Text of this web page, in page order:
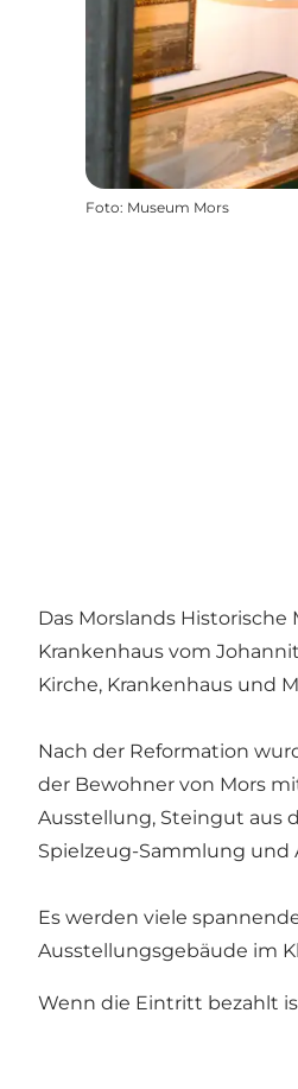
Foto: Museum Mors
Das Morslands
Krankenhaus vom
Kirche, Krankenhaus und
Nach der Reformation
der Bewohner von Mors
Ausstellung, Steingut aus
Spielzeug-Sammlung und
Es werden viele
Ausstellungsgebäude im
Wenn die Eintritt bezahlt